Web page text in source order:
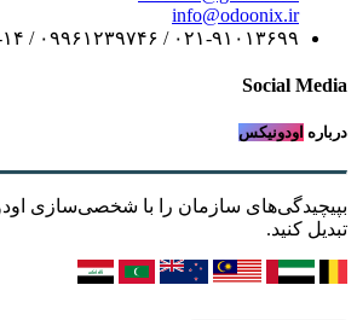
info@odoonix.ir
۰۲۱-۹۱۰۱۳۶۹۹ / ۰۹۹۶۱۲۳۹۷۴۶ / ۰۹۱۰۱۹۸۱۷۱۳-۱۴
Social Media
درباره اودونیکس
بپیچیدگی‌های سازمان را با شخصی‌سازی
تبدیل کنید.